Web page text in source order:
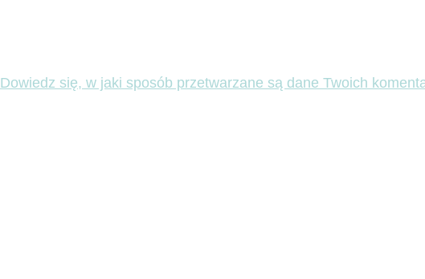
Dowiedz się, w jaki sposób przetwarzane są dane Twoich